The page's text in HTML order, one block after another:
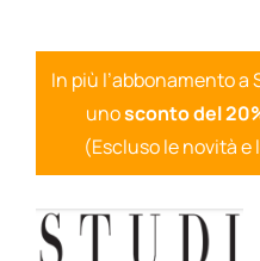
In più l’abbonamento
unosconto del
(Escluso le novità